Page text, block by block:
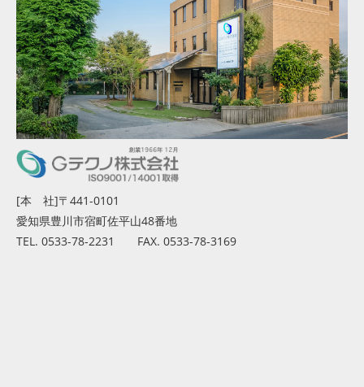
[本 社]〒441-0101
愛知県豊川市宿町佐平山48番地
TEL. 0533-78-2231 FAX. 0533-78-3169